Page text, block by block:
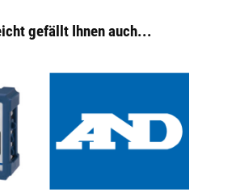
gefällt Ihnen auch...